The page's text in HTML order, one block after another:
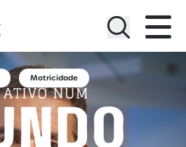
Menu
Motricidade